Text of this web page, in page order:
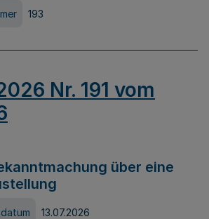
193
Nr. 191 vom
über eine
13.07.2026